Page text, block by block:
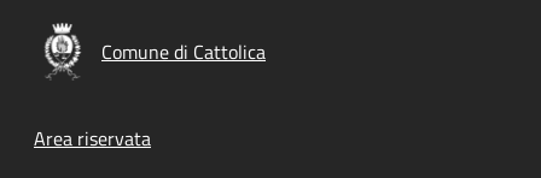
Comune di Cattolica
Footer menu
Area riservata